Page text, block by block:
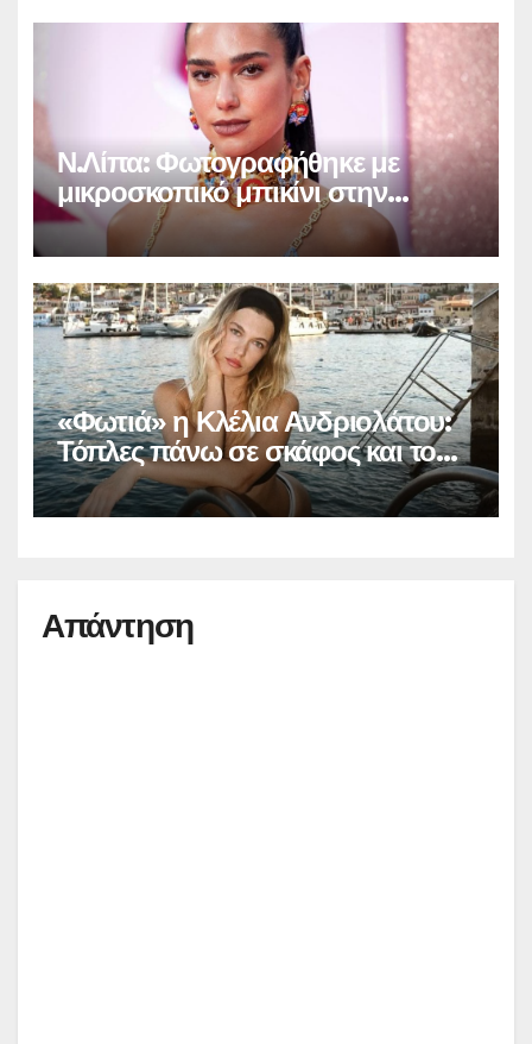
Ν.Λίπα: Φωτογραφήθηκε με
μικροσκοπικό μπικίνι στην
Βραζιλία και «έριξε» το
Instagram (φωτο)
«Φωτιά» η Κλέλια Ανδριολάτου:
Τόπλες πάνω σε σκάφος και το
Instagram… παραληρεί
Απάντηση